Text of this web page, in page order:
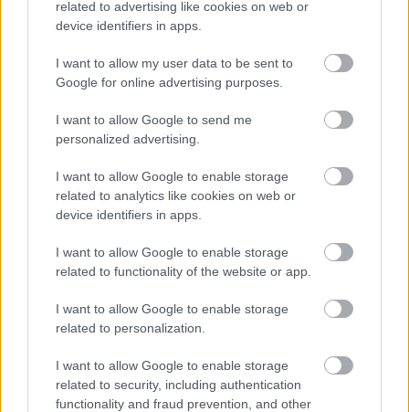
related to advertising like cookies on web or
device identifiers in apps.
I want to allow my user data to be sent to
Google for online advertising purposes.
I want to allow Google to send me
personalized advertising.
I want to allow Google to enable storage
related to analytics like cookies on web or
device identifiers in apps.
I want to allow Google to enable storage
related to functionality of the website or app.
I want to allow Google to enable storage
related to personalization.
I want to allow Google to enable storage
related to security, including authentication
functionality and fraud prevention, and other